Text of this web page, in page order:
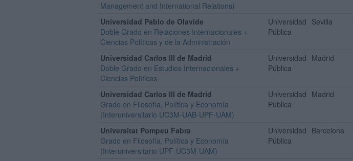
Management and International Relations)
Universidad Pablo de Olavide
Doble Grado en Relaciones Internacionales +
Ciencias Políticas y de la Administración
Universidad
Pública
Sevilla
Universidad Carlos III de Madrid
Doble Grado en Estudios Internacionales +
Ciencias Políticas
Universidad
Pública
Madrid
Universidad Carlos III de Madrid
Grado en Filosofía, Política y Economía
(Interuniversitario UC3M-UAB-UPF-UAM)
Universidad
Pública
Madrid
Universitat Pompeu Fabra
Grado en Filosofía, Política y Economía
(Interuniversitario UPF-UC3M-UAM)
Universidad
Pública
Barcelona